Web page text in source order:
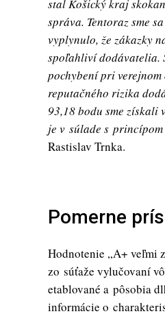
stal Košický kraj
správa. Tentoraz sme
vyplynulo, že zákazky
spoľahliví dodávatelia.
pochybení pri
reputačného rizika
93,18 bodu sme získali
je v súlade s
Rastislav Trnka.
Pomerne
Hodnotenie „A+ veľmi
zo súťaže vylučovaní
etablované a pôsobia
informácie o